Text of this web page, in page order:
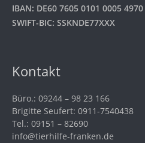
IBAN: DE60 7605 0101 0005 4970
SWIFT-BIC: SSKNDE77XXX
Kontakt
Büro.: 09244 – 98 23 166
Brigitte Seufert: 0911-7540438
Tel.: 09151 – 82690
info@tierhilfe-franken.de